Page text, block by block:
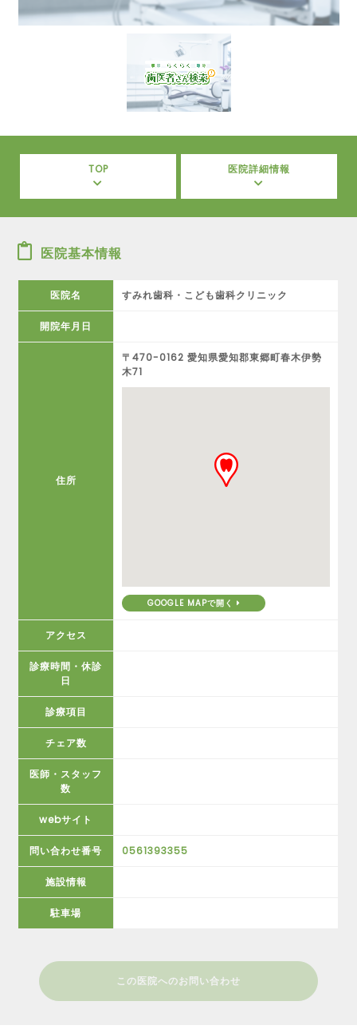
TOP 医院詳細情報
医院基本情報
医院名 すみれ歯科・こども歯科クリニック
開院年月日
住所
〒470-0162 愛知県愛知郡東郷町春木伊勢
木71
GOOGLE MAPで開く
アクセス
診療時間・休診
日
診療項目
チェア数
医師・スタッフ
数
webサイト
問い合わせ番号 0561393355
施設情報
駐車場
この医院へのお問い合わせ